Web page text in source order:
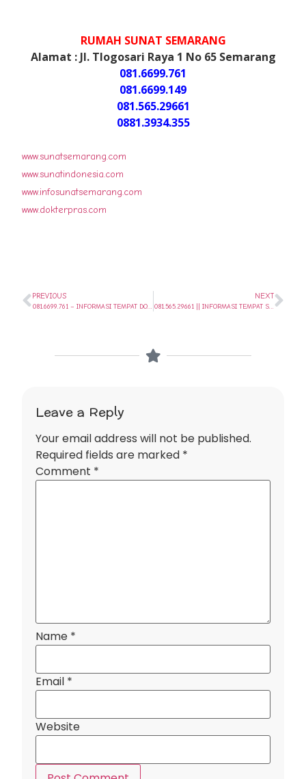
RUMAH SUNAT SEMARANG
Alamat : Jl. Tlogosari Raya 1 No 65 Semarang
081.6699.761
081.6699.149
081.565.29661
0881.3934.355
www.sunatsemarang.com
www.sunatindonesia.com
www.infosunatsemarang.com
www.dokterpras.com
PREVIOUS
081.6699.761 – INFORMASI TEMPAT DOKTER KHITAN PROFESIONAL TERDEKAT DI TUGU – SEMARANG // SUNAT SEHARI SAJA..
NEXT
081.565.29661 || INFORMASI TEMPAT SUNAT SUPER CANGGIH TERDEKAT DI MIJEN – SEMARANG // SUNAT SEHARI SAJA..
Leave a Reply
Your email address will not be published.
Required fields are marked *
Comment *
Name *
Email *
Website